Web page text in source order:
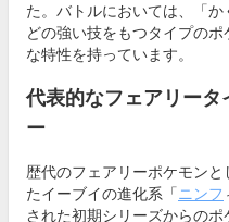
た。バトルにおいては、「
どの強い技をもつタイプの
な特性を持っています。
代表的なフェアリータ
ー
歴代のフェアリーポケモン
たイーブイの進化系「 ニンフ
された初期シリーズからの